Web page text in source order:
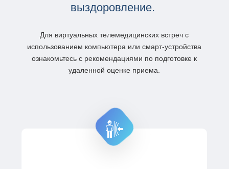
выздоровление.
Для виртуальных телемедицинских встреч с
использованием компьютера или смарт-устройства
ознакомьтесь с рекомендациями по подготовке к
удаленной оценке приема.